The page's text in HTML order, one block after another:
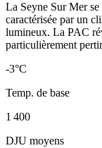
La Seyne Sur Merse
caractérisée par un
lumineux. La PAC
particulièrement
-3°C
Temp. de base
1 400
DJU moyens